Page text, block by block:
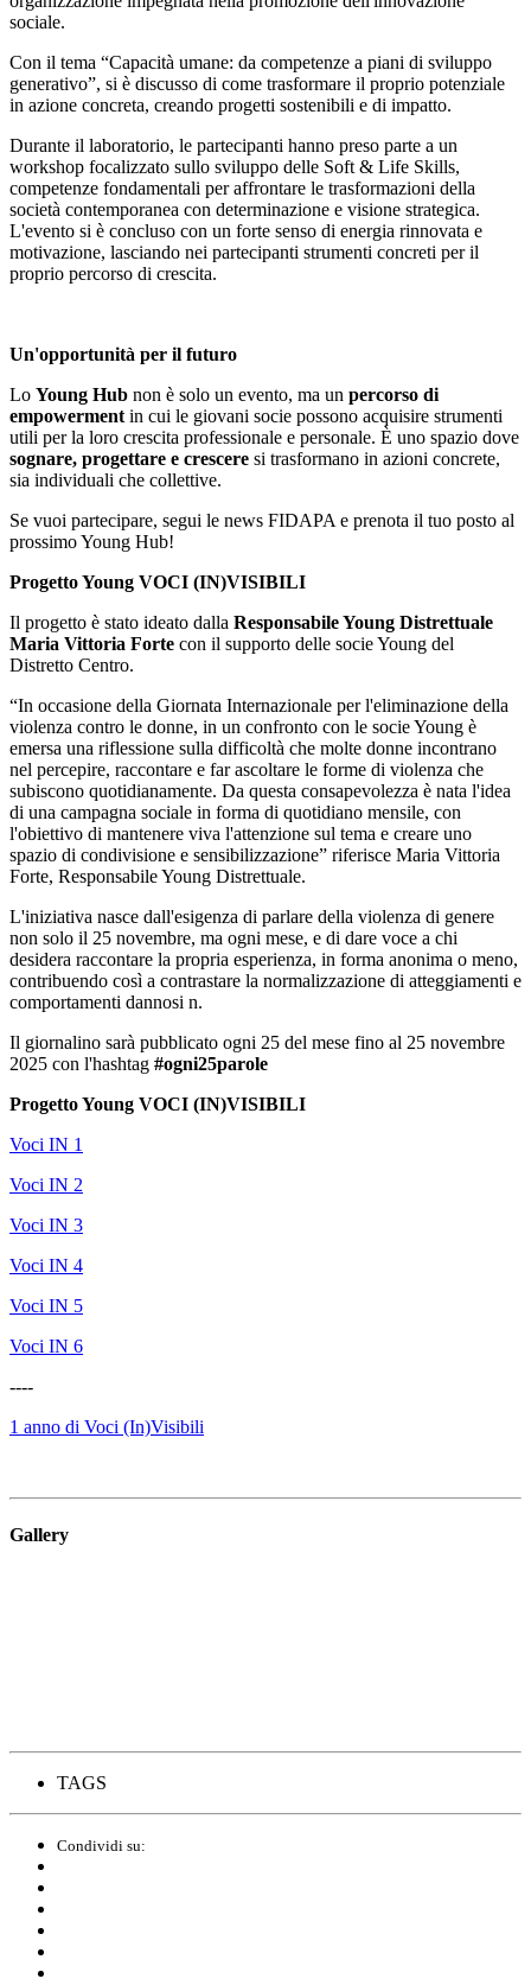
sociale.
Con il tema “Capacità umane: da competenze a piani di sviluppo
generativo”, si è discusso di come trasformare il proprio potenziale
in azione concreta, creando progetti sostenibili e di impatto.
Durante il laboratorio, le partecipanti hanno preso parte a un
workshop focalizzato sullo sviluppo delle Soft & Life Skills,
competenze fondamentali per affrontare le trasformazioni della
società contemporanea con determinazione e visione strategica.
L'evento si è concluso con un forte senso di energia rinnovata e
motivazione, lasciando nei partecipanti strumenti concreti per il
proprio percorso di crescita.
Un'opportunità per il futuro
Lo Young Hub non è solo un evento, ma un percorso di
empowerment in cui le giovani socie possono acquisire strumenti
utili per la loro crescita professionale e personale. È uno spazio dove
sognare, progettare e crescere si trasformano in azioni concrete,
sia individuali che collettive.
Se vuoi partecipare, segui le news FIDAPA e prenota il tuo posto al
prossimo Young Hub!
Progetto Young VOCI (IN)VISIBILI
Il progetto è stato ideato dalla Responsabile Young Distrettuale
Maria Vittoria Forte con il supporto delle socie Young del
Distretto Centro.
“In occasione della Giornata Internazionale per l'eliminazione della
violenza contro le donne, in un confronto con le socie Young è
emersa una riflessione sulla difficoltà che molte donne incontrano
nel percepire, raccontare e far ascoltare le forme di violenza che
subiscono quotidianamente. Da questa consapevolezza è nata l'idea
di una campagna sociale in forma di quotidiano mensile, con
l'obiettivo di mantenere viva l'attenzione sul tema e creare uno
spazio di condivisione e sensibilizzazione” riferisce Maria Vittoria
Forte, Responsabile Young Distrettuale.
L'iniziativa nasce dall'esigenza di parlare della violenza di genere
non solo il 25 novembre, ma ogni mese, e di dare voce a chi
desidera raccontare la propria esperienza, in forma anonima o meno,
contribuendo così a contrastare la normalizzazione di atteggiamenti e
comportamenti dannosi n.
Il giornalino sarà pubblicato ogni 25 del mese fino al 25 novembre
2025 con l'hashtag #ogni25parole
Progetto Young VOCI (IN)VISIBILI
Voci IN 1
Voci IN 2
Voci IN 3
Voci IN 4
Voci IN 5
Voci IN 6
----
1 anno di Voci (In)Visibili
Gallery
TAGS
Condividi su: